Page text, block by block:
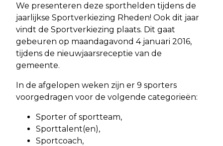
We presenteren deze sporthelden tijdens de
jaarlijkse Sportverkiezing Rheden! Ook dit jaar
vindt de Sportverkiezing plaats. Dit gaat
gebeuren op maandagavond 4 januari 2016,
tijdens de nieuwjaarsreceptie van de
gemeente.
In de afgelopen weken zijn er 9 sporters
voorgedragen voor de volgende categorieën:
Sporter of sportteam,
Sporttalent(en),
Sportcoach,